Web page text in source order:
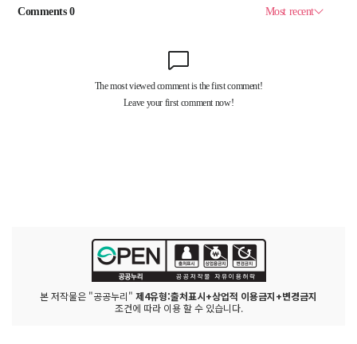
본 저작물은 "공공누리" 제4유형:출처표시+상업적 이용금지+변경금지
조건에 따라 이용 할 수 있습니다.